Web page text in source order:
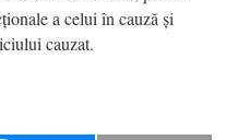
a celui în cauză și
cauzat.